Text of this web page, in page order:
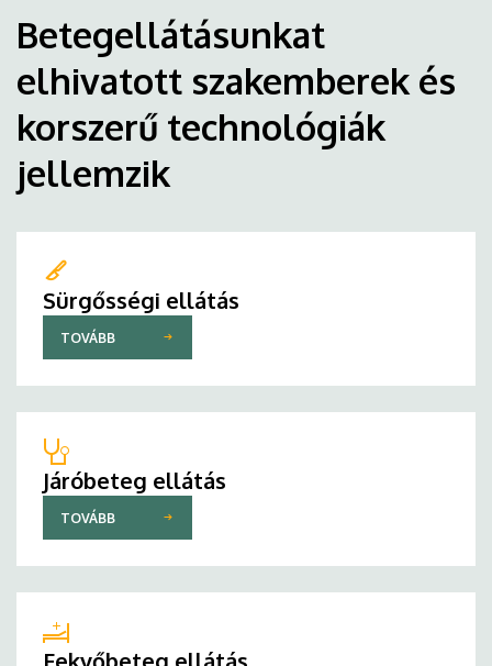
Betegellátásunkat
elhivatott szakemberek és
korszerű technológiák
jellemzik
Sürgősségi ellátás
TOVÁBB
Járóbeteg ellátás
TOVÁBB